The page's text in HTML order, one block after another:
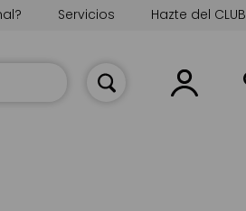
Hazte del CLUB
Servicios